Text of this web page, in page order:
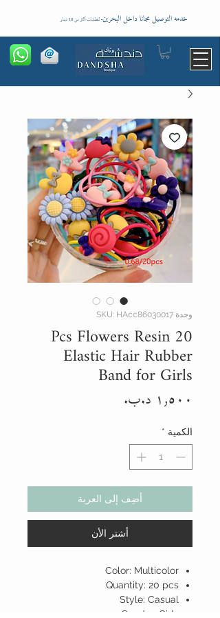
خدمه التوصيل مجانا داخل البحرين- للطلبات اكثر من 10 دينار
وحدة SKU: HAcc86030017
20 Pcs Flowers Resin
Elastic Hair Rubber
Band for Girls
الكمية *
أضِف إلى العربة
أشتر الأن
Color: Multicolor
Quantity: 20 pcs
Style: Casual
Gender: Girls